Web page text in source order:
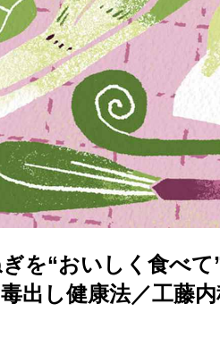
を“おいしく食べ
出し健康法／工藤